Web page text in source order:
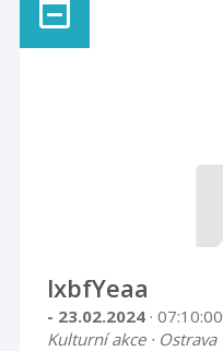
lxbfYeaa
- 23.02.2024 · 07:10:00
Kulturní akce · Ostrava